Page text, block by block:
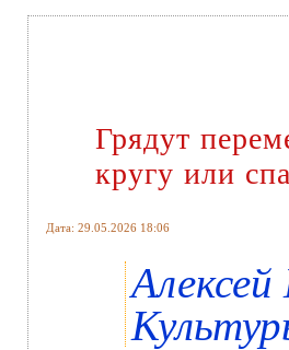
Грядут
кругу или
Дата: 29.05.2026 18:06